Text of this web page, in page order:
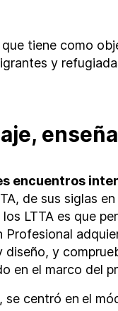
que tiene como
y
encuentros
de sus siglas
LTTA es que
y
en el marco del
se centró en el